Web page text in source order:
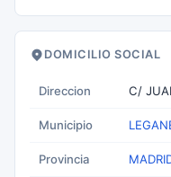
DOMICILIO SOCIAL
Direccion C/
Municipio
Provincia